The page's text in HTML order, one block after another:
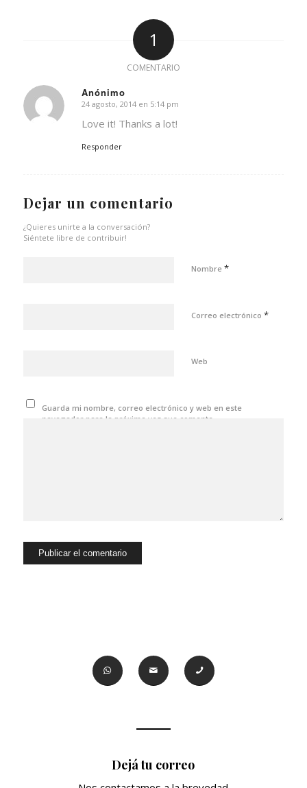
1
COMENTARIO
Anónimo
Dice:
24 agosto, 2014 en 5:14 pm
Love it! Thanks a lot!
Responder
Dejar un comentario
¿Quieres unirte a la conversación?
Siéntete libre de contribuir!
Nombre *
Correo electrónico *
Web
Guarda mi nombre, correo electrónico y web en este
navegador para la próxima vez que comente.
Dejá tu correo